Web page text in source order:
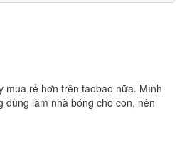
mua rẻ hơn trên taobao nữa. Mình
làm nhà bóng cho con, nên